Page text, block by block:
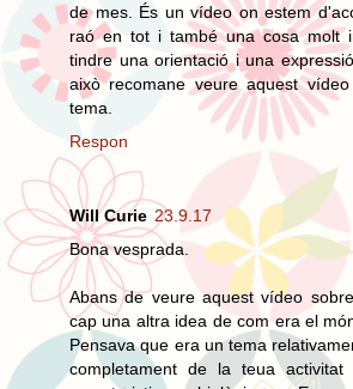
de mes. És un vídeo on estem
raó en tot i també una cosa molt
tindre una orientació i una
això recomane veure aquest
tema.
Respon
Will Curie 23.9.17
Bona vesprada.
Abans de veure aquest vídeo
cap una altra idea de com era el
Pensava que era un tema
completament de la teua